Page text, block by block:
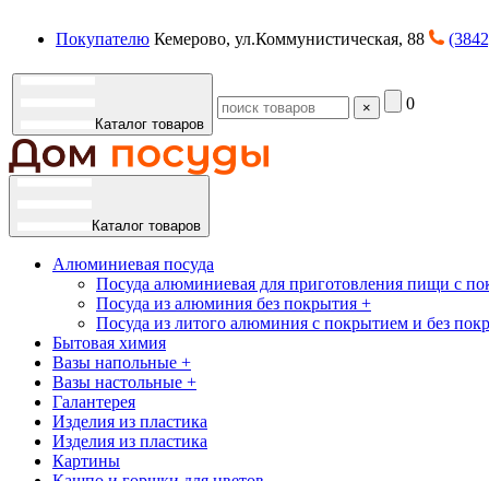
Покупателю Кемерово, ул.Коммунистическая, 88
Каталог товаров
× 0
Каталог товаров
Алюминиевая посуда
Посуда алюминиевая для приготовления пищи с
Посуда из алюминия без покрытия +
Посуда из литого алюминия с покрытием и без
Бытовая химия
Вазы напольные +
Вазы настольные +
Галантерея
Изделия из пластика
Изделия из пластика
Картины